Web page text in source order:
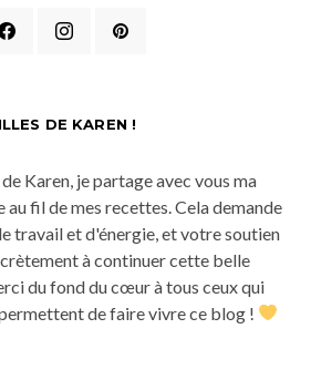
DE KAREN !
Karen, je partage avec vous ma
au fil de mes recettes. Cela demande
travail et d'énergie, et votre soutien
à continuer cette belle
du fond du cœur à tous ceux qui
de faire vivre ce blog !